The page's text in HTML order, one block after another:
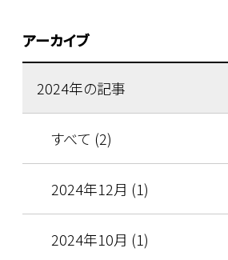
アーカイブ
2024年の記事
すべて (2)
2024年12月 (1)
2024年10月 (1)